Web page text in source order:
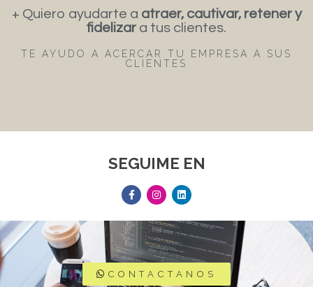
+ Quiero ayudarte a atraer, cautivar, retener y
fidelizar a tus clientes.
TE AYUDO A ACERCAR TU EMPRESA A SUS
CLIENTES
SEGUIME EN
CONTACTANOS